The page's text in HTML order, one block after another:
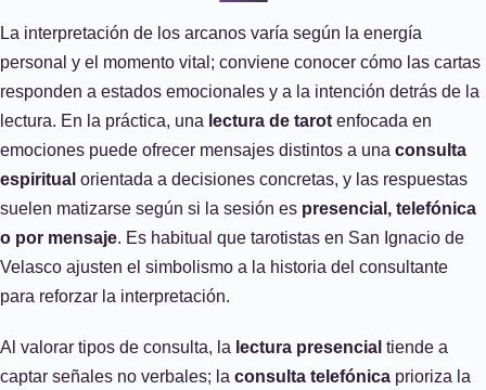
La interpretación de los arcanos varía según la energía
personal y el momento vital; conviene conocer cómo las cartas
responden a estados emocionales y a la intención detrás de la
lectura. En la práctica, una lectura de tarot enfocada en
emociones puede ofrecer mensajes distintos a una consulta
espiritual orientada a decisiones concretas, y las respuestas
suelen matizarse según si la sesión es presencial, telefónica
o por mensaje. Es habitual que tarotistas en San Ignacio de
Velasco ajusten el simbolismo a la historia del consultante
para reforzar la interpretación.
Al valorar tipos de consulta, la lectura presencial tiende a
captar señales no verbales; la consulta telefónica prioriza la